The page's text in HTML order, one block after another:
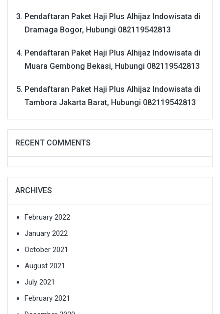
Pendaftaran Paket Haji Plus Alhijaz Indowisata di
Dramaga Bogor, Hubungi 082119542813
Pendaftaran Paket Haji Plus Alhijaz Indowisata di
Muara Gembong Bekasi, Hubungi 082119542813
Pendaftaran Paket Haji Plus Alhijaz Indowisata di
Tambora Jakarta Barat, Hubungi 082119542813
RECENT COMMENTS
ARCHIVES
February 2022
January 2022
October 2021
August 2021
July 2021
February 2021